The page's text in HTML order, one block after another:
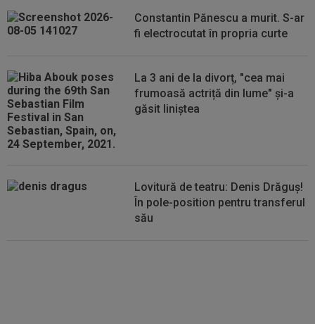
21:55
Camora a spus de ce România e sub Norvegia
la fotbal, după umilința din Gruia...
Tromso 0-5: ”Am arătat rău...
Constantin Pănescu a murit. S-ar
fi electrocutat în propria curte
La 3 ani de la divorț, "cea mai
frumoasă actriță din lume" și-a
găsit liniștea
Lovitură de teatru: Denis Drăguș!
În pole-position pentru transferul
său